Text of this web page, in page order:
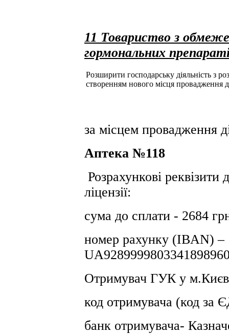
11 Товариство з
гормональних
Розширити господарську діяльність з
створенням нового місця провадження
за місцем провадження
Аптека №118
Розрахункові
ліцензії:
сума до сплати - 2684
номер рахунку (IBAN) –
Отримувач ГУК у
код отримувача (код
банк отримувача-